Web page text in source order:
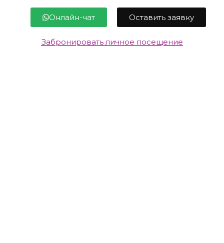
Онлайн-чат Оставить заявку
Забронировать личное посещение